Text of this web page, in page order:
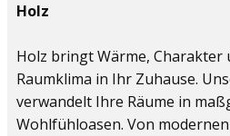
Holz
Holz bringt Wärme, Charakter
Raumklima in Ihr Zuhause.
verwandelt Ihre Räume in
Wohlfühloasen. Von